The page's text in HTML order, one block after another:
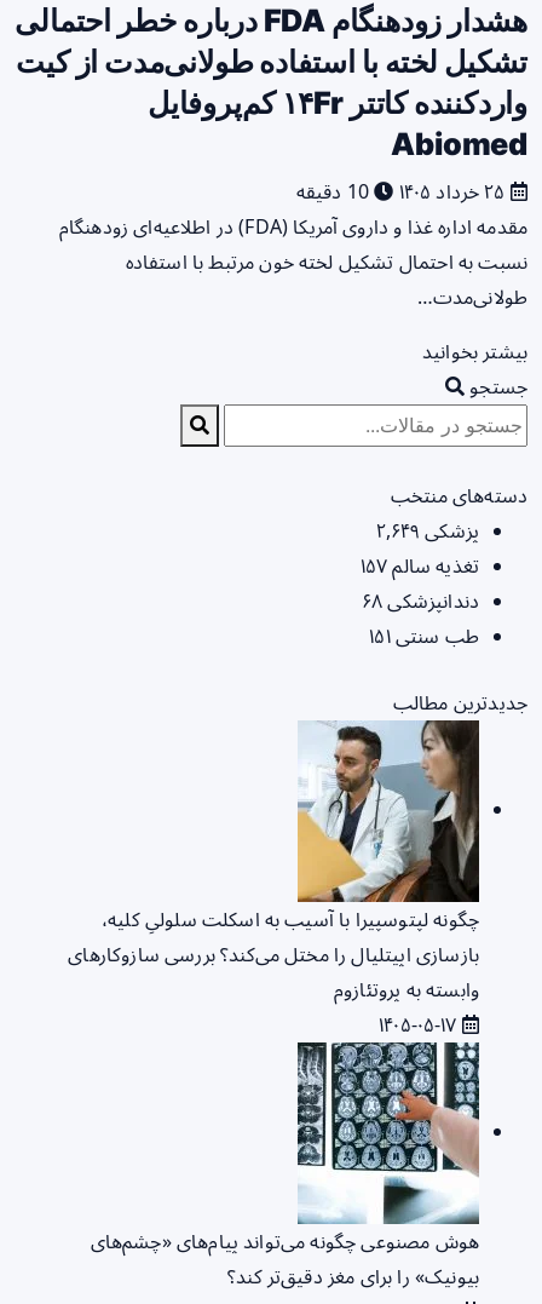
هشدار زودهنگام FDA درباره خطر احتمالی
تشکیل لخته با استفاده طولانی‌مدت از کیت
واردکننده کاتتر ۱۴Fr کم‌پروفایل
Abiomed
10 دقیقه
مقدمه اداره غذا و داروی آمریکا (FDA) در اطلاعیه‌ای زودهنگام
نسبت به احتمال تشکیل لخته خون مرتبط با استفاده
طولانی‌مدت…
بیشتر بخوانید
جستجو
دسته‌های منتخب
پزشکی ۲,۶۴۹
تغذیه سالم۱۵۷
دندانپزشکی۶۸
طب سنتی۱۵۱
جدیدترین مطالب
چگونه لپتوسپیرا با آسیب به اسکلت سلولیِ کلیه،
بازسازی اپیتلیال را مختل می‌کند؟ بررسی سازوکارهای
وابسته به پروتئازوم
هوش مصنوعی چگونه می‌تواند پیام‌های «چشم‌های
بیونیک» را برای مغز دقیق‌تر کند؟